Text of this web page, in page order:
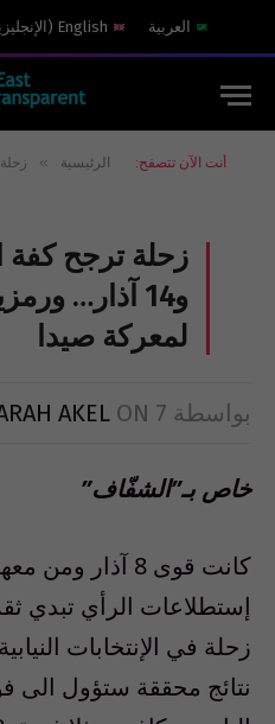
العربية English
(
أنت الآن تتصفح: الرئيسية » زحلة ترجح
و14 آذار…
لمعركة صيدا
بواسطة AKEL ON 7 يونيو 2009
خاص بـ”الشفّاف”
كانت قوى 8 آذار
إستطلاعات الرأي تبدي
زحلة في الإنتخابات
نتائج محققة ستؤول الى